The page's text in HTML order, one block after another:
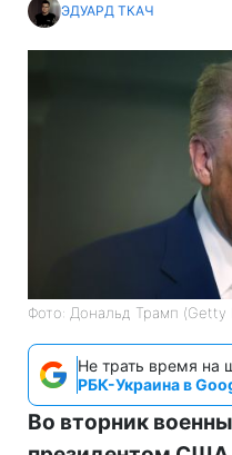
ЭДУАРД ТКАЧ
Фото: Дональд Трамп (Getty
Не трать время на
РБК-Украина в
Во вторник